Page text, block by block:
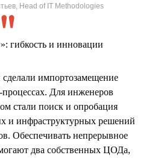
Head of IT Methodologies
импортозамещение
Для инженеров
стали поиск и опробация
и инфраструктурных решений
Обеспечивать непрерывное
два собственных ЦОДа,